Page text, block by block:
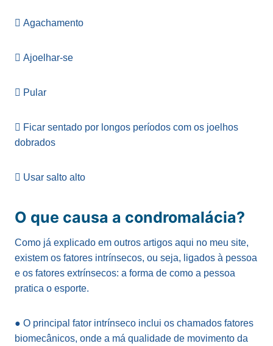
 Agachamento
 Ajoelhar-se
 Pular
 Ficar sentado por longos períodos com os joelhos
dobrados
 Usar salto alto
O que causa a condromalácia?
Como já explicado em outros artigos aqui no meu site,
existem os fatores intrínsecos, ou seja, ligados à pessoa
e os fatores extrínsecos: a forma de como a pessoa
pratica o esporte.
● O principal fator intrínseco inclui os chamados fatores
biomecânicos, onde a má qualidade de movimento da